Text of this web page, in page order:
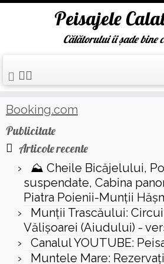
Skip
to
content
Peisajele
Călătorului îi șade bine
Prima pagină » burj khalifa
Booking.com
Publicitate
Articole recente
⛰️ Cheile Bicăjelului,
suspendate, Cabina
Piatra Poienii-Munții
Munții Trascăului:
Vălișoarei (Aiudului) -
Canalul YOUTUBE:
Muntele Mare: